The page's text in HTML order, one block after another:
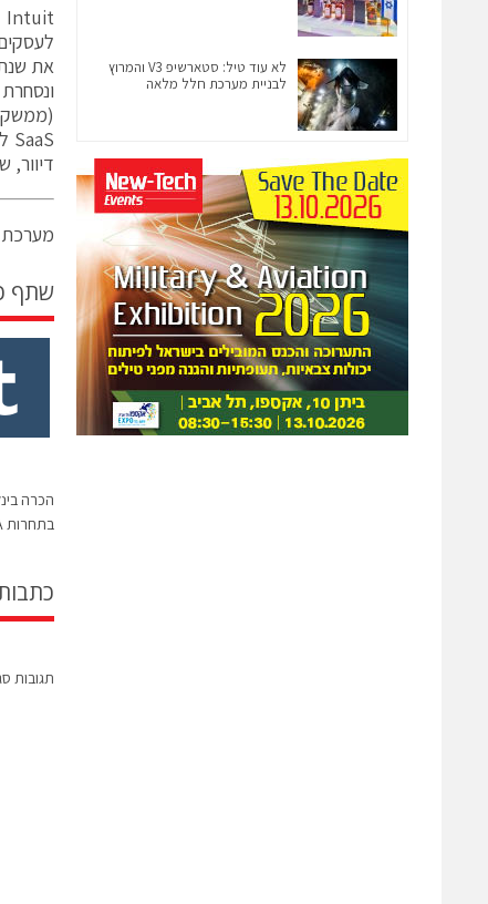
Intuit
את שנת הכספים 2025 סיימה עם
(ממשק
SaaS
דיוור,
מערכת
שתף
בתחרות CLEPA לשנת 2025
תגובות
לא עוד טיל: סטארשיפ V3 והמרוץ
לבניית מערכת חלל מלאה